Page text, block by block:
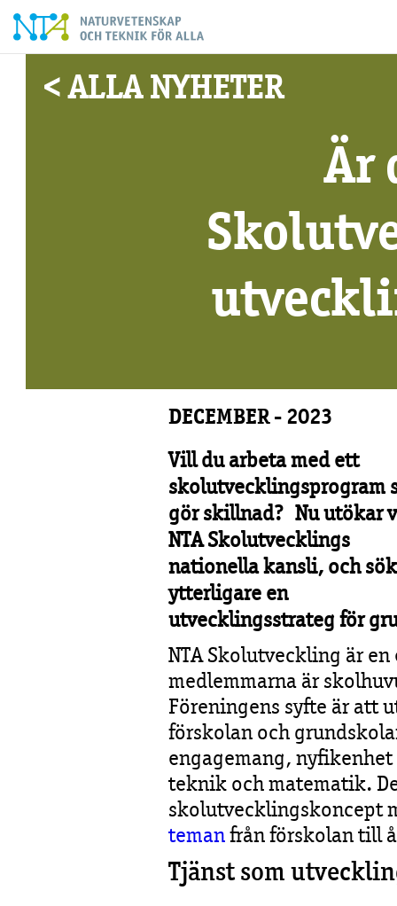
< ALLA NYHETER
Är
DECEMBER - 2023
Vill du arbeta med ett
skolutvecklingsprogram
gör skillnad? Nu utökar
NTA Skolutvecklings
nationella kansli, och
ytterligare en
utvecklingsstrateg för
NTA Skolutveckling är
medlemmarna är
Föreningens syfte är att
förskolan och
engagemang,
teknik och matematik.
skolutvecklingskoncept
teman från förskolan till
Tjänst som